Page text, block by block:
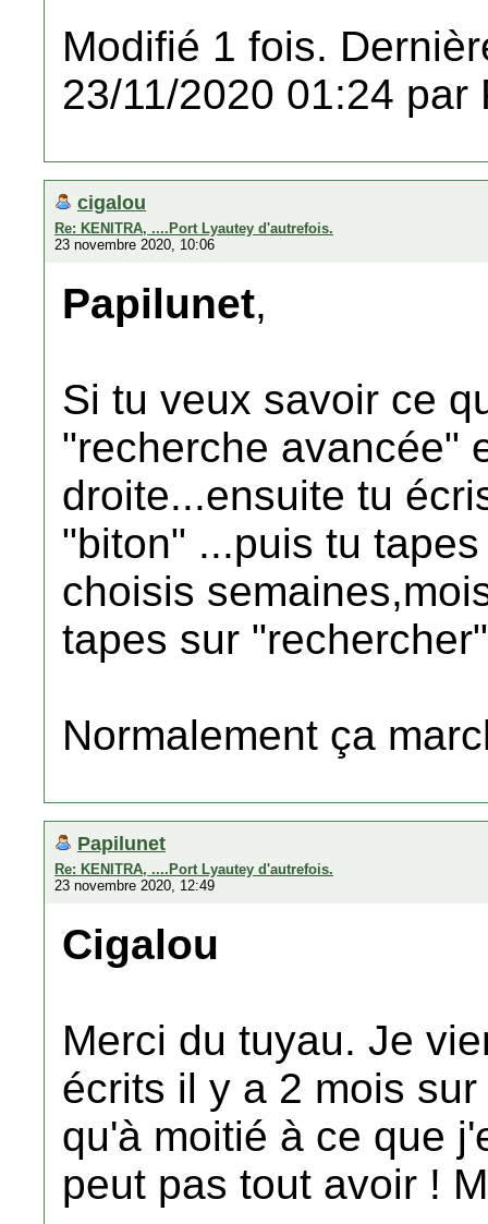
Modifié 1 fois.
23/11/2020 01:24 par
cigalou
Re: KENITRA, ....Port Lyautey d'autrefois.
23 novembre 2020, 10:06
Papilunet,
Si tu veux savoir ce
"recherche avancée"
droite...ensuite tu
"biton" ...puis tu
choisis
tapes sur
Normalement ça
Papilunet
Re: KENITRA, ....Port Lyautey d'autrefois.
23 novembre 2020, 12:49
Cigalou
Merci du tuyau. Je
écrits il y a 2 mois
qu'à moitié à ce que
peut pas tout avoir !